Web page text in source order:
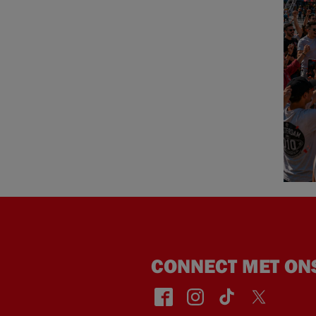
CONNECT MET